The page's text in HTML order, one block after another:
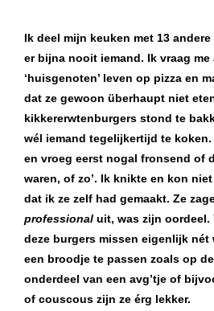
Ik deel mijn keuken met 13
er bijna nooit iemand. Ik vraag
‘huisgenoten’ leven op pizza en
dat ze gewoon überhaupt niet
kikkererwtenburgers stond te
wél iemand tegelijkertijd te
en vroeg eerst nogal fronsend of
waren, of zo’. Ik knikte en kon
dat ik ze zelf had gemaakt. Ze
professional uit, was zijn oordeel.
deze burgers missen eigenlijk
een broodje te passen zoals op
onderdeel van een avg’tje of
of couscous zijn ze érg lekker.